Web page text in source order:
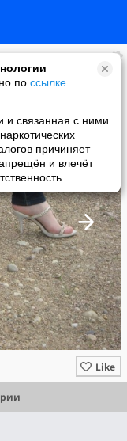
по ссылке
и связанная с ними
причиняет
и влечёт
Like